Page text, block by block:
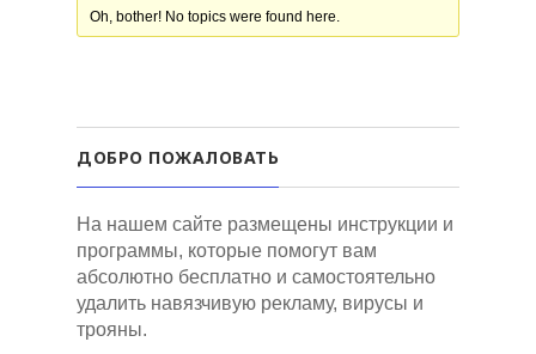
Oh, bother! No topics were found here.
ДОБРО ПОЖАЛОВАТЬ
На нашем сайте размещены инструкции и
программы, которые помогут вам
абсолютно бесплатно и самостоятельно
удалить навязчивую рекламу, вирусы и
трояны.